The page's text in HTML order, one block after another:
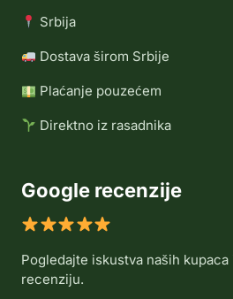
Srbija
Dostava širom Srbije
Plaćanje pouzećem
Direktno iz rasadnika
Google recenzije
Pogledajte iskustva naših
recenziju.